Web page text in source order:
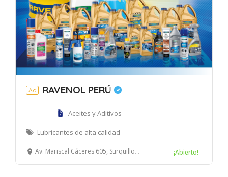
Ad RAVENOL PERÚ
Aceites y Aditivos
Lubricantes de alta calidad
Av. Mariscal Cáceres 605, Surquillo, Lima ¡Abierto!